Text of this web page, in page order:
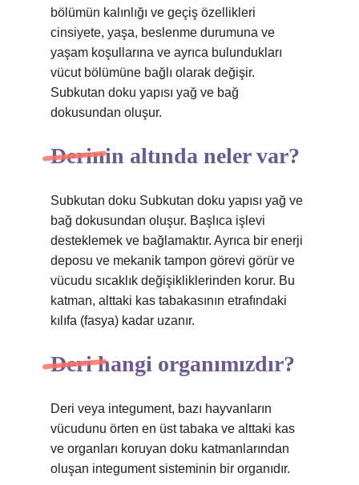
bölümün kalınlığı ve geçiş özellikleri
cinsiyete, yaşa, beslenme durumuna ve
yaşam koşullarına ve ayrıca bulundukları
vücut bölümüne bağlı olarak değişir.
Subkutan doku yapısı yağ ve bağ
dokusundan oluşur.
Derinin altında neler var?
Subkutan doku Subkutan doku yapısı yağ ve
bağ dokusundan oluşur. Başlıca işlevi
desteklemek ve bağlamaktır. Ayrıca bir enerji
deposu ve mekanik tampon görevi görür ve
vücudu sıcaklık değişikliklerinden korur. Bu
katman, alttaki kas tabakasının etrafındaki
kılıfa (fasya) kadar uzanır.
Deri hangi organımızdır?
Deri veya integument, bazı hayvanların
vücudunu örten en üst tabaka ve alttaki kas
ve organları koruyan doku katmanlarından
oluşan integument sisteminin bir organıdır.